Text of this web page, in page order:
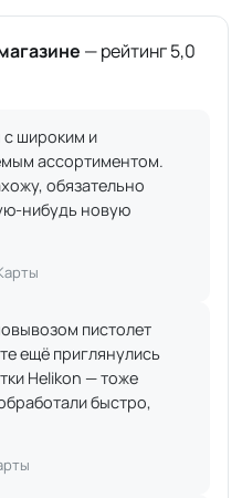
— рейтинг 5,0
с широким и
ассортиментом.
обязательно
нибудь новую
пистолет
ещё приглянулись
Helikon — тоже
быстро,